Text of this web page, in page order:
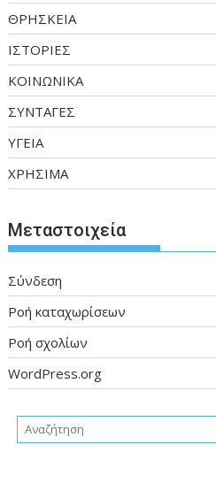
ΘΡΗΣΚΕΙΑ
ΙΣΤΟΡΙΕΣ
ΚΟΙΝΩΝΙΚΑ
ΣΥΝΤΑΓΕΣ
ΥΓΕΙΑ
ΧΡΗΣΙΜΑ
Μεταστοιχεία
Σύνδεση
Ροή καταχωρίσεων
Ροή σχολίων
WordPress.org